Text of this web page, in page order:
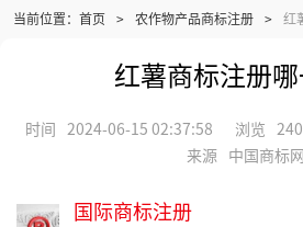
当前位置： 首页 > 农作物产品商标注册 > 红
红薯商标注册哪
时间 2024-06-15 02:37:58 浏览
来源 中国商标网
国际商标注册